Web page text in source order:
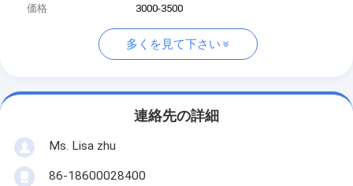
価格
3000-3500
多くを見て下さい
連絡先の詳細
Ms. Lisa zhu
86-18600028400